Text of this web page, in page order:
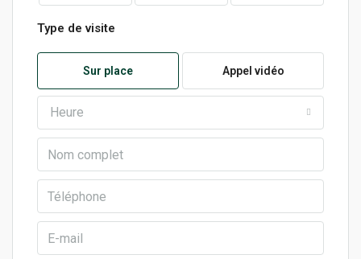
Type de visite
Sur place Appel vidéo
Heure